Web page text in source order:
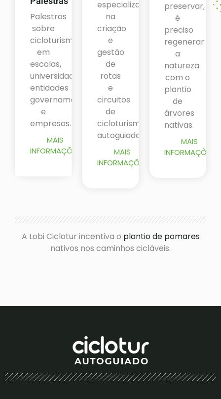
Palestras
sobre
cicloturismo
em
escolas,
universidades,
entidades
governamentais
e
empresas.
MAIS
INFORMAÇÕES
especializado
na
criação
e
gestão
de
rotas
e
circuitos
de
cicloturismo
autoguiados.
MAIS
INFORMAÇÕES
preservar,
é
preciso
regenerar
a
natureza
com o
plantio
de
árvores
nativas.
MAIS
INFORMAÇÕES
A Lobi Ciclotur incentiva o plantio de pomares
nativos nos caminhos cicláveis.